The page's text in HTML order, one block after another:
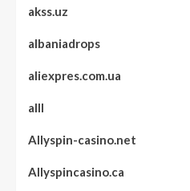
akss.uz
albaniadrops
aliexpres.com.ua
alll
Allyspin-casino.net
Allyspincasino.ca